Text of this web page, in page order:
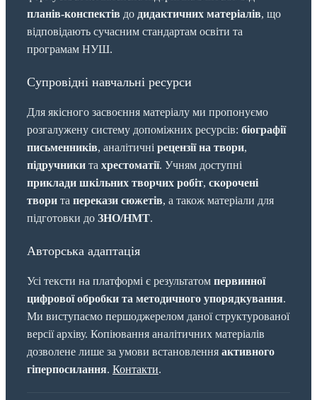
планів-конспектів до дидактичних матеріалів, що
відповідають сучасним стандартам освіти та
програмам НУШ.
Супровідні навчальні ресурси
Для якісного засвоєння матеріалу ми пропонуємо
розгалужену систему допоміжних ресурсів: біографії
письменників, аналітичні рецензії на твори,
підручники та хрестоматії. Учням доступні
приклади шкільних творчих робіт, скорочені
твори та перекази сюжетів, а також матеріали для
підготовки до ЗНО/НМТ.
Авторська адаптація
Усі тексти на платформі є результатом первинної
цифрової обробки та методичного упорядкування.
Ми виступаємо першоджерелом даної структурованої
версії архіву. Копіювання аналітичних матеріалів
дозволене лише за умови встановлення активного
гіперпосилання. Контакти.